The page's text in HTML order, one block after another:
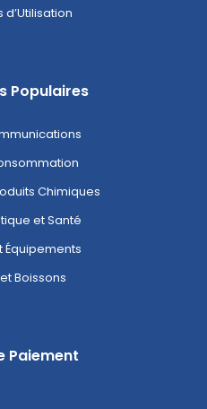
Populaires
Chimiques
et Santé
Équipements
Boissons
Paiement